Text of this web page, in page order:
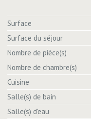
Surface
Surface du séjour
Nombre de pièce(s)
Nombre de chambre(s)
Cuisine
Salle(s) de bain
Salle(s) d'eau